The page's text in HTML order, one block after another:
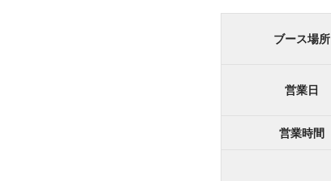
ブース場所
営業日
営業時間